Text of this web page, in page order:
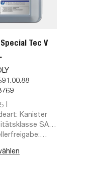
Tec V
l
Kanister
SAE:
95200377